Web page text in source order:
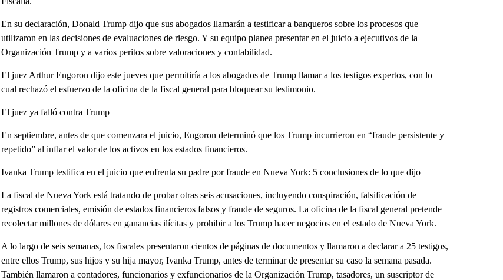
En su declaración, Donald Trump dijo que sus abogados llamarán a testificar a banqueros sobre los procesos que
utilizaron en las decisiones de evaluaciones de riesgo. Y su equipo planea presentar en el juicio a ejecutivos de la
Organización Trump y a varios peritos sobre valoraciones y contabilidad.
El juez Arthur Engoron dijo este jueves que permitiría a los abogados de Trump llamar a los testigos expertos, con lo
cual rechazó el esfuerzo de la oficina de la fiscal general para bloquear su testimonio.
El juez ya falló contra Trump
En septiembre, antes de que comenzara el juicio, Engoron determinó que los Trump incurrieron en “fraude persistente y
repetido” al inflar el valor de los activos en los estados financieros.
Ivanka Trump testifica en el juicio que enfrenta su padre por fraude en Nueva York: 5 conclusiones de lo que dijo
La fiscal de Nueva York está tratando de probar otras seis acusaciones, incluyendo conspiración, falsificación de
registros comerciales, emisión de estados financieros falsos y fraude de seguros. La oficina de la fiscal general pretende
recolectar millones de dólares en ganancias ilícitas y prohibir a los Trump hacer negocios en el estado de Nueva York.
A lo largo de seis semanas, los fiscales presentaron cientos de páginas de documentos y llamaron a declarar a 25 testigos,
entre ellos Trump, sus hijos y su hija mayor, Ivanka Trump, antes de terminar de presentar su caso la semana pasada.
También llamaron a contadores, funcionarios y exfuncionarios de la Organización Trump, tasadores, un suscriptor de